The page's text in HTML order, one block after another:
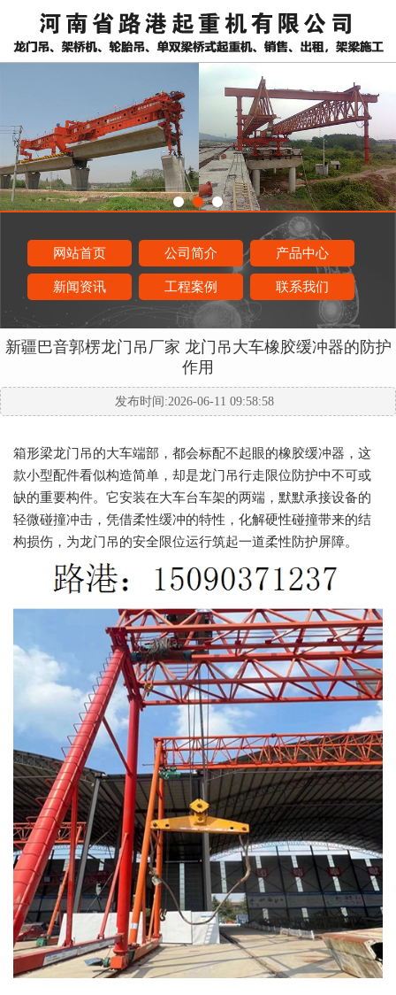
网站首页 公司简介 产品中心
新闻资讯 工程案例 联系我们
新疆巴音郭楞龙门吊厂家 龙门吊大车橡胶缓冲器的防护
作用
发布时间:2026-06-11 09:58:58
箱形梁龙门吊的大车端部，都会标配不起眼的橡胶缓冲器，这
款小型配件看似构造简单，却是龙门吊行走限位防护中不可或
缺的重要构件。它安装在大车台车架的两端，默默承接设备的
轻微碰撞冲击，凭借柔性缓冲的特性，化解硬性碰撞带来的结
构损伤，为龙门吊的安全限位运行筑起一道柔性防护屏障。